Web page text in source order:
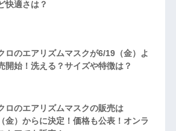
快適さは？
ロのエアリズムマスクが6/19（金）よ
開始！洗える？サイズや特徴は？
ロのエアリズムマスクの販売は
金）からに決定！価格も公表！オンラ